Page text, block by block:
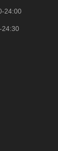
24:00
24:30